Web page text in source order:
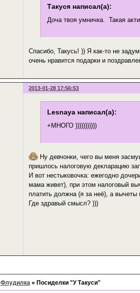
Такуся написал(а):
Доча твоя умничка. Такая
Спасибо, Такусь! )) Я как-то не
очень нравится подарки и
2013-01-28 17:56:53
Lesnaya написал(а):
+МНОГО )))))))))))
Ну девчонки, чего вы меня
пришлось налоговую декларацию
И вот нестыковочка: ежегодно
мама живет), при этом налоговый
платить должна (я за неё), а вычеты
Где здравый смысл? )))
Флудилка » Посиделки "У Такуси"